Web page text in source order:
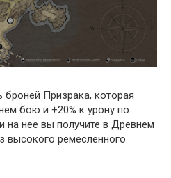
Призрака, которая
бою и +20% к урону по
на нее вы получите в Древнем
высокого ремесленного